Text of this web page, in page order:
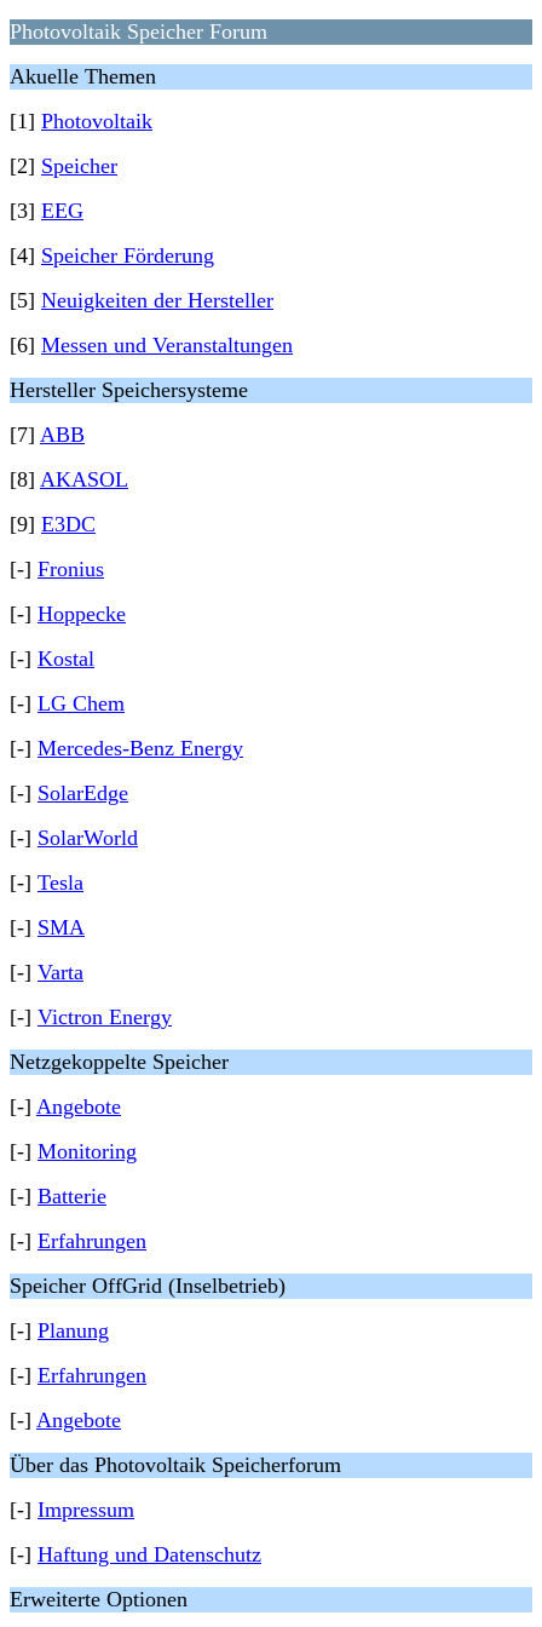
Photovoltaik Speicher Forum
Akuelle Themen
[1] Photovoltaik
[2] Speicher
[3] EEG
[4] Speicher Förderung
[5] Neuigkeiten der Hersteller
[6] Messen und Veranstaltungen
Hersteller Speichersysteme
[7] ABB
[8] AKASOL
[9] E3DC
[-] Fronius
[-] Hoppecke
[-] Kostal
[-] LG Chem
[-] Mercedes-Benz Energy
[-] SolarEdge
[-] SolarWorld
[-] Tesla
[-] SMA
[-] Varta
[-] Victron Energy
Netzgekoppelte Speicher
[-] Angebote
[-] Monitoring
[-] Batterie
[-] Erfahrungen
Speicher OffGrid (Inselbetrieb)
[-] Planung
[-] Erfahrungen
[-] Angebote
Über das Photovoltaik Speicherforum
[-] Impressum
[-] Haftung und Datenschutz
Erweiterte Optionen